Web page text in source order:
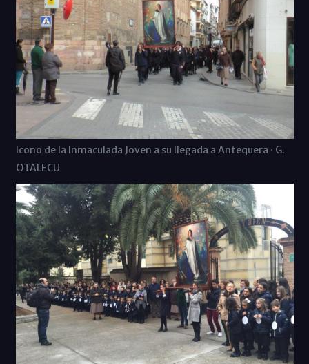
Icono de la Inmaculada Joven a su llegada a Antequera · G.
OTALECU